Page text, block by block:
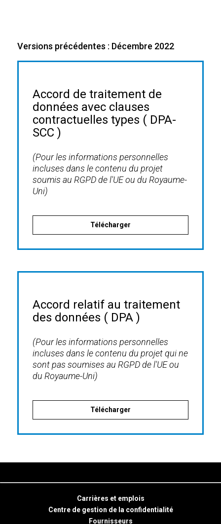
Versions précédentes : Décembre 2022
Accord de traitement de
données avec clauses
contractuelles types ( DPA-
SCC )
(Pour les informations personnelles
incluses dans le contenu du projet
soumis au RGPD de l'UE ou du Royaume-
Uni)
Télécharger
Accord relatif au traitement
des données ( DPA )
(Pour les informations personnelles
incluses dans le contenu du projet qui ne
sont pas soumises au RGPD de l'UE ou
du Royaume-Uni)
Télécharger
Carrières et emplois
Centre de gestion de la confidentialité
Fournisseurs